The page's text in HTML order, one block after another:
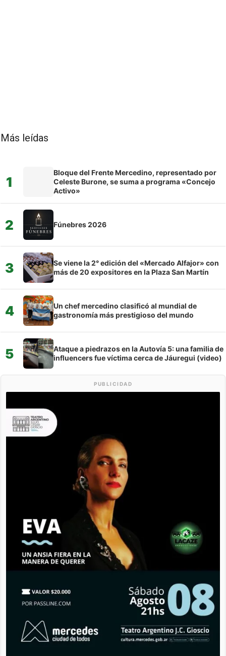
Más leídas
1
Bloque del Frente Mercedino, representado por
Celeste Burone, se suma a programa «Concejo
Activo»
2 Fúnebres 2026
3
Se viene la 2° edición del «Mercado Alfajor» con
más de 20 expositores en la Plaza San Martín
4
Un chef mercedino clasificó al mundial de
gastronomía más prestigioso del mundo
5
Ataque a piedrazos en la Autovía 5: una familia de
influencers fue víctima cerca de Jáuregui (video)
PUBLICIDAD